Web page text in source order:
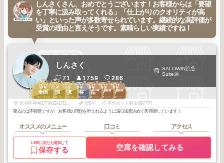
しんさくさん、おめでとうございます！お客様からは「要望
を丁寧に汲み取ってくれる」「仕上がりのクオリティが高
い」といった声が多数寄せられています。継続的な高評価が
受賞の理由と言えそうです。素晴らしい実績ですね！
1
全国
2025年 5月
2
全国
2025年 7月
3
関東
2025年 6月
2
渋谷
2025年 8月
1
センター街・神
南・公園通り・
道玄坂・神泉
2025年 10月
3
宮益坂・明治通
り・桜丘
2025年 12月
3
宮益坂・明治通
り・桜丘
2025年 9月
しんさく
71 1759 286
SALOWIN渋谷
Suite店
渋谷区神南1丁目20-17BC神南PROPERTY 8階 歴8年
平均カット料金8977円
喋るのは不得意ですが、お客様の理想を叶えれるように誠心誠意込めて美容師しています！
オススメのメニュー 口コミ アクセス
LINEに友だち追加して
保存する 空席を確認してみる